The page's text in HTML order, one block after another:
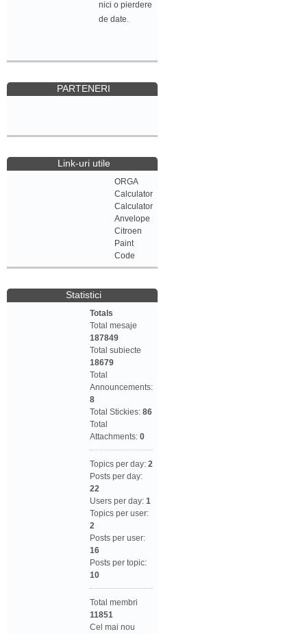
nici o pierdere
de date.
PARTENERI
Link-uri utile
ORGA
Calculator
Calculator
Anvelope
Citroen
Paint
Code
Statistici
Totals
Total mesaje
187849
Total subiecte
18679
Total
Announcements:
8
Total Stickies: 86
Total
Attachments: 0
Topics per day: 2
Posts per day:
22
Users per day: 1
Topics per user:
2
Posts per user:
16
Posts per topic:
10
Total membri
11851
Cel mai nou